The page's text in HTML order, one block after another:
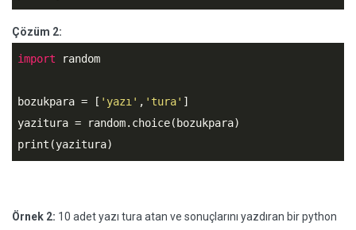
Çözüm 2:
import random
bozukpara = [ 'yazı' , 'tura' ]
yazitura = random.choice(bozukpara)
print(yazitura)
Örnek 2: 10 adet yazı tura atan ve sonuçlarını yazdıran bir python